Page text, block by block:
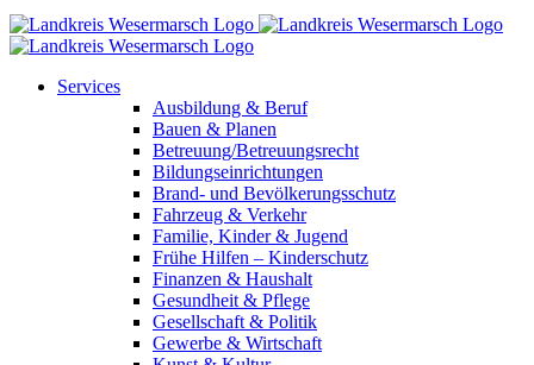
Services
Ausbildung & Beruf
Bauen & Planen
Betreuung/Betreuungsrecht
Bildungseinrichtungen
Brand- und Bevölkerungsschutz
Fahrzeug & Verkehr
Familie, Kinder & Jugend
Frühe Hilfen – Kinderschutz
Finanzen & Haushalt
Gesundheit & Pflege
Gesellschaft & Politik
Gewerbe & Wirtschaft